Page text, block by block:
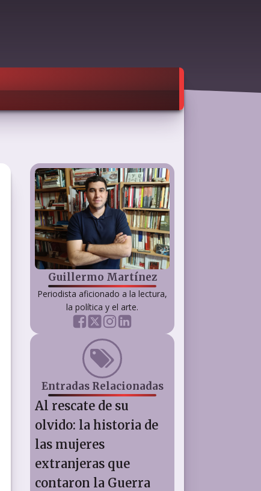
Guillermo Martínez
Periodista aficionado a la lectura,
la política y el arte.
Entradas Relacionadas
Al rescate de su
olvido: la historia de
las mujeres
extranjeras que
contaron la Guerra